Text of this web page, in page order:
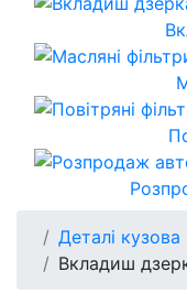
Деталі кузова
Вкладиш